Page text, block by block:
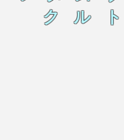
ク ル ト